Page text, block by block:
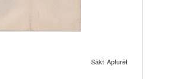
Sākt Apturēt